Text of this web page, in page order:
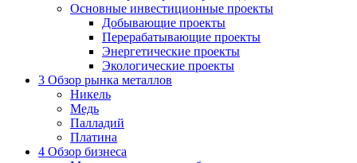
Основные инвестиционные проекты
Добывающие проекты
Перерабатывающие проекты
Энергетические проекты
Экологические проекты
3 Обзор рынка металлов
Никель
Медь
Палладий
Платина
4 Обзор бизнеса